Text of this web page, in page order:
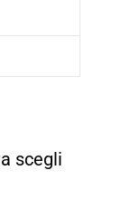
scegli